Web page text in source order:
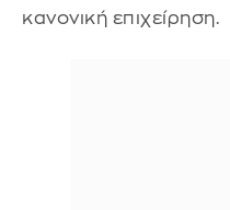
κανονική επιχείρηση.